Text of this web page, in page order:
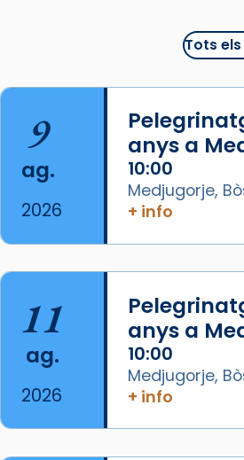
@cinemaspiritcat
Imatge:
(OpenAI)
Video
View on Facebook
Arquebisbat
Lluís Companys,
arribar el seu
Lleó XIV.
Recupera
Tots
9
ag.
2026
anys a
10:00
Medjugorje,
+ info
11
ag.
2026
anys a
10:00
Medjugorje,
+ info